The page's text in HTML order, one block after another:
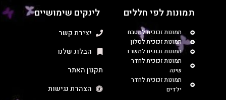
תמונות לפי חללים
תמונות זכוכית למטבח
תמונות זכוכית לסלון
תמונות זכוכית למשרד
תמונות זכוכית לחדר
שינה
תמונות זכוכית לחדר
ילדים
לינקים שימושיים
יצירת קשר
הבלוג שלנו
תקנון האתר
הצהרת נגישות